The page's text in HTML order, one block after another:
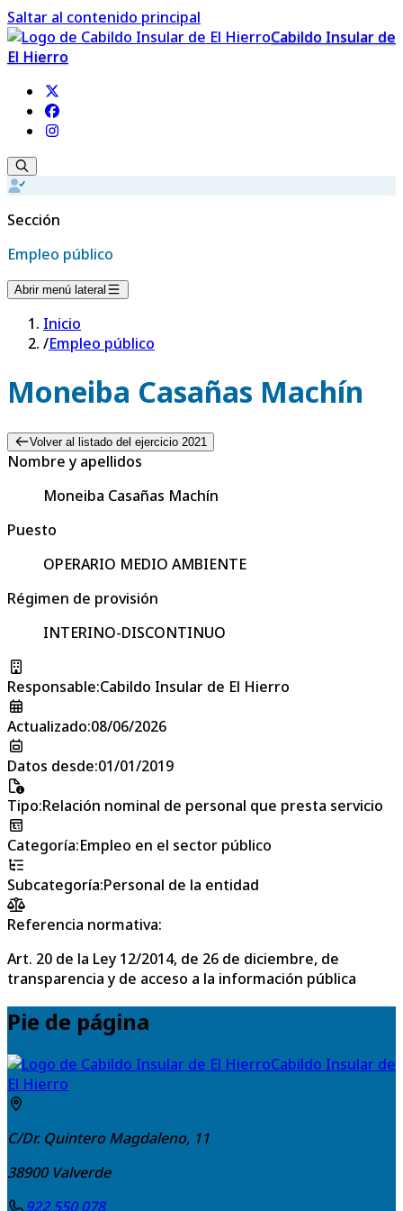
Saltar al contenido principal
Cabildo Insular de
El Hierro
Sección
Empleo público
Abrir menú lateral
Inicio
/Empleo público
Moneiba Casañas Machín
Volver al listado del ejercicio 2021
Nombre y apellidos
Moneiba Casañas Machín
Puesto
OPERARIO MEDIO AMBIENTE
Régimen de provisión
INTERINO-DISCONTINUO
Responsable:Cabildo Insular de El Hierro
Actualizado:08/06/2026
Datos desde:01/01/2019
Tipo:Relación nominal de personal que presta servicio
Categoría:Empleo en el sector público
Subcategoría:Personal de la entidad
Referencia normativa:
Art. 20 de la Ley 12/2014, de 26 de diciembre, de
transparencia y de acceso a la información pública
Pie de página
Cabildo Insular de
El Hierro
C/Dr. Quintero Magdaleno, 11
38900 Valverde
922 550 078